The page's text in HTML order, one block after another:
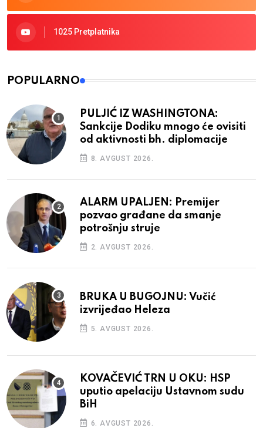
1025 Pretplatnika
POPULARNO
PULJIĆ IZ WASHINGTONA:
Sankcije Dodiku mnogo će ovisiti
od aktivnosti bh. diplomacije
8. AVGUST 2026.
ALARM UPALJEN: Premijer
pozvao građane da smanje
potrošnju struje
2. AVGUST 2026.
BRUKA U BUGOJNU: Vučić
izvrijeđao Heleza
5. AVGUST 2026.
KOVAČEVIĆ TRN U OKU: HSP
uputio apelaciju Ustavnom sudu
BiH
6. AVGUST 2026.